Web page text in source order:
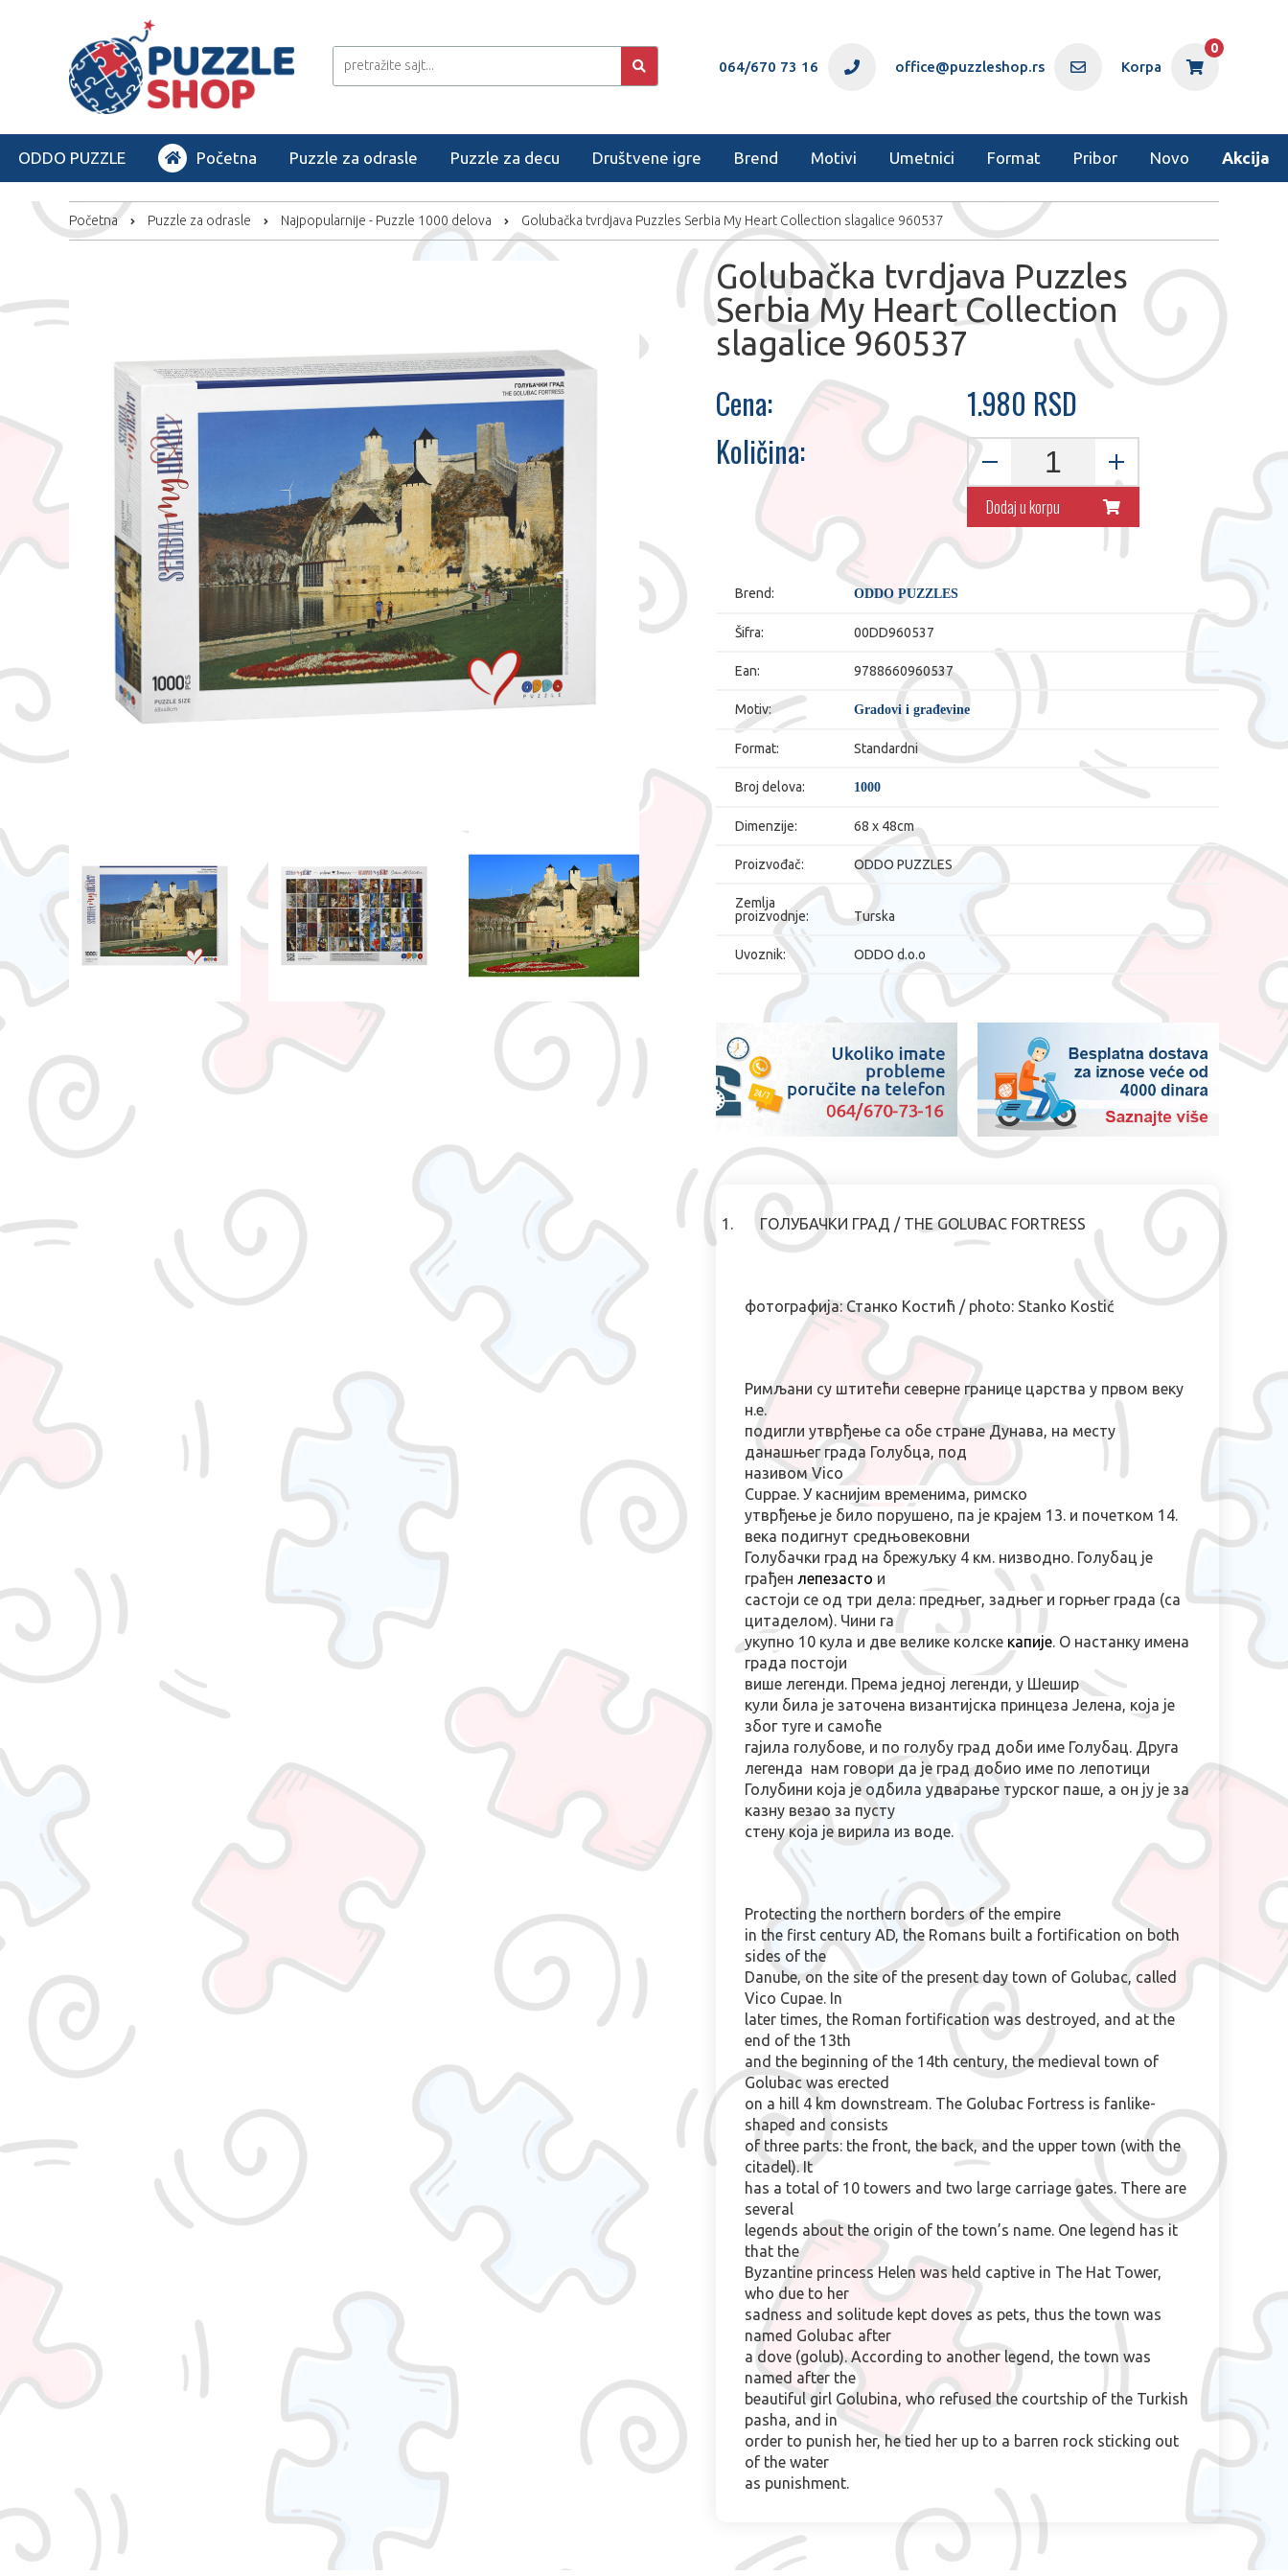
0
Korpa
office@puzzleshop.rs
064/670 73 16
ODDO PUZZLE Početna Puzzle za odrasle Puzzle za decu Društvene igre Brend Motivi Umetnici Format Pribor Novo Akcija
Početna Puzzle za odrasle Najpopularnije - Puzzle 1000 delova Golubačka tvrdjava Puzzles Serbia My Heart Collection slagalice 960537
Golubačka tvrdjava Puzzles
Serbia My Heart Collection
slagalice 960537
Cena:
1.980 RSD
Količina:
Dodaj u korpu
Brend: ODDO PUZZLES
Šifra: 00DD960537
Ean: 9788660960537
Motiv: Gradovi i građevine
Format: Standardni
Broj delova: 1000
Dimenzije: 68 x 48cm
Proizvođač: ODDO PUZZLES
Zemlja
proizvodnje:
Turska
Uvoznik: ODDO d.o.o
1. ГОЛУБАЧКИ ГРАД / THE GOLUBAC FORTRESS
фотографија: Станко Костић / photo: Stanko Kostić
Римљани су штитећи северне границе царства у првом веку
н.е.
подигли утврђење са обе стране Дунава, на месту
данашњег града Голубца, под
називомVico
Cuppae. У каснијим временима, римско
утврђење је било порушено, па је крајем 13. и почетком 14.
века подигнут средњовековни
Голубачки град на брежуљку 4 км. низводно. Голубац је
грађенлепезасто и
састоји се од три дела: предњег, задњег и горњег града (са
цитаделом). Чини га
укупно 10 кула и две велике колске капије. О настанку имена
града постоји
више легенди. П рема једној легенди, у Шешир
кули била је заточена византијска принцеза Јелена, која је
због туге и самоће
гајила голубове, и по голубу град доби име Голубац. Друга
легенда нам говори да је град добио име по лепотици
Голубини која је одбила удварање турског паше, а он ју је за
казну везао за пусту
стену која је вирила из воде.
Protecting the northern borders of the empire
in the first century AD, the Romans built a fortification on both
sides of the
Danube, on the site of the present day town of Golubac, called
Vico Cupae. In
later times, the Roman fortification was destroyed, and at the
end of the 13th
and the beginning of the 14th century, the medieval town of
Golubac was erected
on a hill 4 km downstream. The Golubac Fortress is fanlike-
shaped and consists
of three parts: the front, the back, and the upper town (with the
citadel). It
has a total of 10 towers and two large carriage gates. There are
several
legends about the origin of the town’s name. One legend has it
that the
Byzantine princess Helen was held captive in The Hat Tower,
who due to her
sadness and solitude kept doves as pets, thus the town was
named Golubac after
a dove (golub). According to another legend, the town was
named after the
beautiful girl Golubina, who refused the courtship of the Turkish
pasha, and in
order to punish her, he tied her up to a barren rock sticking out
of the water
as punishment.